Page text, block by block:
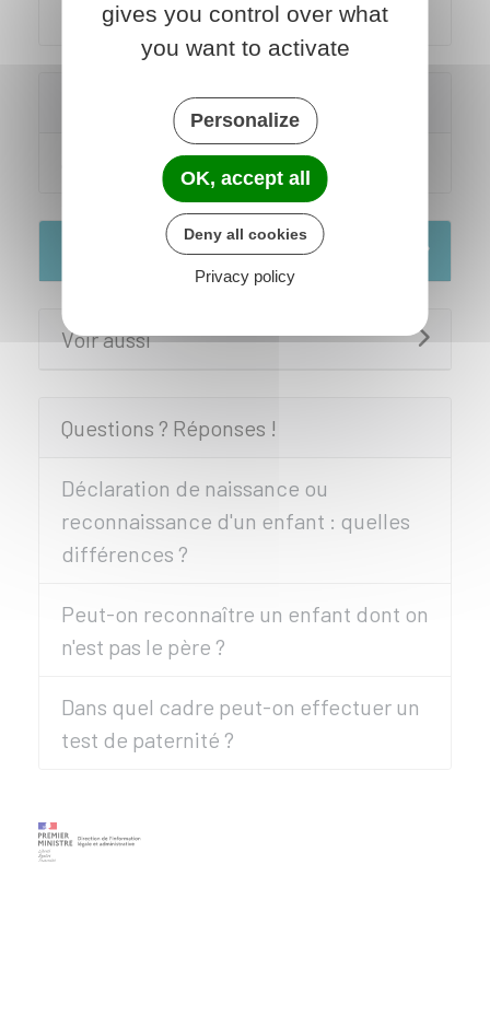
relatifs à la naissance et à la filiation
Comment faire si...
Je deviens parent
Services en ligne et formulaires
Voir aussi
Questions ? Réponses !
Déclaration de naissance ou
reconnaissance d'un enfant : quelles
différences ?
Peut-on reconnaître un enfant dont on
n'est pas le père ?
Dans quel cadre peut-on effectuer un
test de paternité ?
gives you control over what
you want to activate
Personalize
OK, accept all
Deny all cookies
Privacy policy